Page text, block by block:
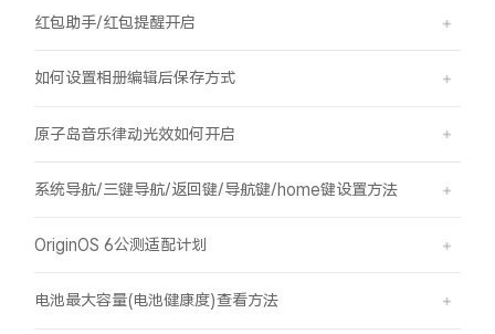
红包助手/红包提醒开启
如何设置相册编辑后保存方式
原子岛音乐律动光效如何开启
系统导航/三键导航/返回键/导航键/home键设置方法
OriginOS 6公测适配计划
电池最大容量(电池健康度)查看方法